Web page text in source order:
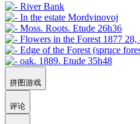
拼图游戏
评论